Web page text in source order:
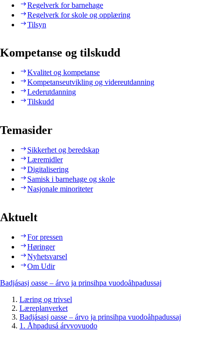
Regelverk for barnehage
Regelverk for skole og opplæring
Tilsyn
Kompetanse og tilskudd
Kvalitet og kompetanse
Kompetanseutvikling og videreutdanning
Lederutdanning
Tilskudd
Temasider
Sikkerhet og beredskap
Læremidler
Digitalisering
Samisk i barnehage og skole
Nasjonale minoriteter
Aktuelt
For pressen
Høringer
Nyhetsvarsel
Om Udir
Badjásasj oasse – árvo ja prinsihpa vuodoåhpadussaj
Læring og trivsel
Læreplanverket
Badjásasj oasse – árvo ja prinsihpa vuodoåhpadussaj
1. Åhpadusá árvvovuodo